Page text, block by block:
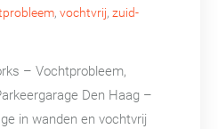
, vochtvrij, zuid-
– Vochtprobleem,
Den Haag –
in wanden en vochtvrij